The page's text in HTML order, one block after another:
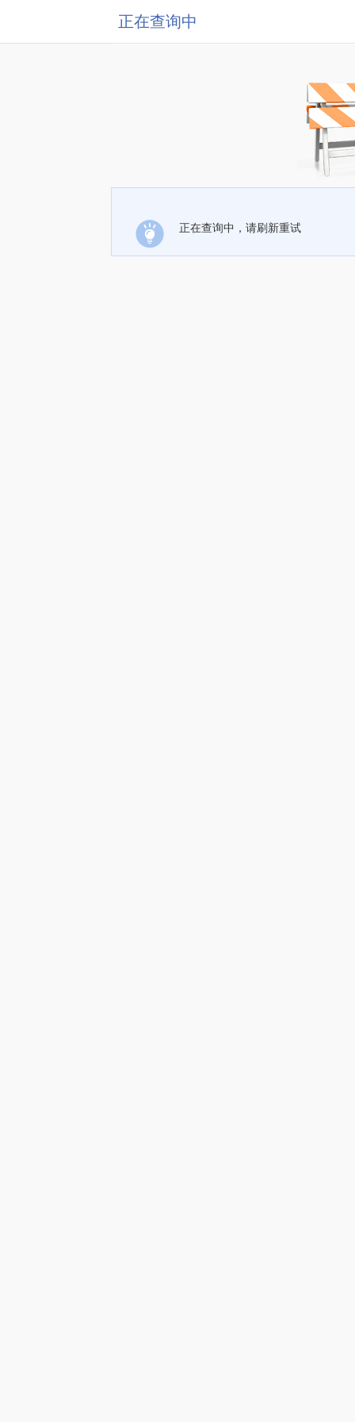
正在查询中
正在查询中，请刷新重试